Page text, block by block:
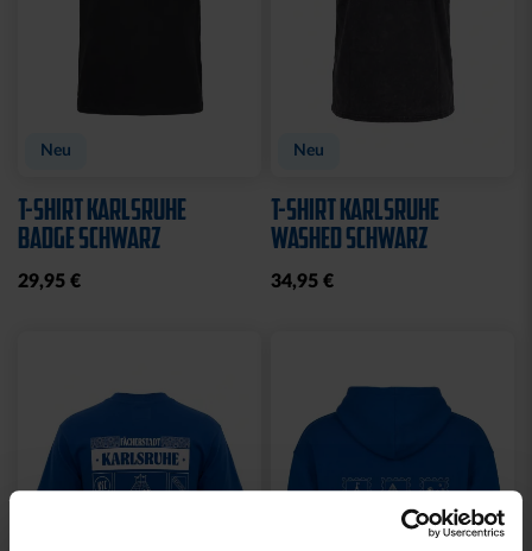
Neu
T-SHIRT KARLSRUHE
BADGE SCHWARZ
29,95 €
Neu
T-SHIRT KARLSRUHE
WASHED SCHWARZ
34,95 €